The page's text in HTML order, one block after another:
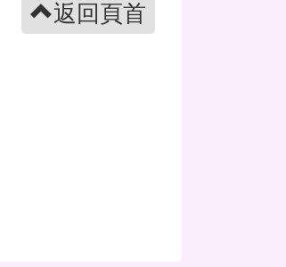
返回頁首